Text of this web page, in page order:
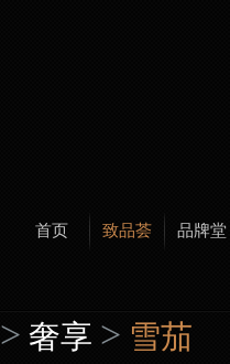
首页 致品荟 品牌堂
> 奢享 > 雪茄